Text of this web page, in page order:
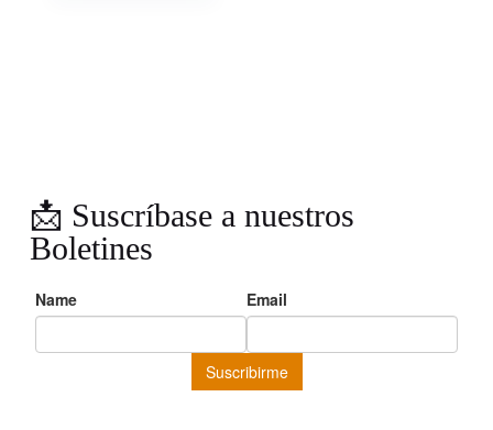
📩 Suscríbase a nuestros
Boletines
… y reciba periodicamente noticias, novedades, crítica literaria,
promociones exclusivas y recomendaciones seleccionadas por